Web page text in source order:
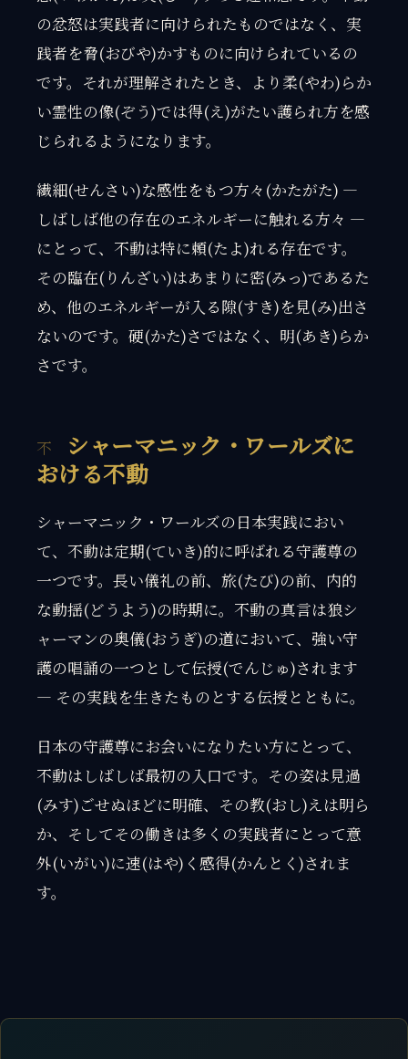
の忿怒は実践者に向けられたものではなく、実
践者を脅(おびや)かすものに向けられているの
です。それが理解されたとき、より柔(やわ)らか
い霊性の像(ぞう)では得(え)がたい護られ方を感
じられるようになります。
繊細(せんさい)な感性をもつ方々(かたがた) —
しばしば他の存在のエネルギーに触れる方々 —
にとって、不動は特に頼(たよ)れる存在です。
その臨在(りんざい)はあまりに密(みっ)であるた
め、他のエネルギーが入る隙(すき)を見(み)出さ
ないのです。硬(かた)さではなく、明(あき)らか
さです。
シャーマニック・ワールズに
おける不動
シャーマニック・ワールズの日本実践におい
て、不動は定期(ていき)的に呼ばれる守護尊の
一つです。長い儀礼の前、旅(たび)の前、内的
な動揺(どうよう)の時期に。不動の真言は狼シ
ャーマンの奥儀(おうぎ)の道において、強い守
護の唱誦の一つとして伝授(でんじゅ)されます
— その実践を生きたものとする伝授とともに。
日本の守護尊にお会いになりたい方にとって、
不動はしばしば最初の入口です。その姿は見過
(みす)ごせぬほどに明確、その教(おし)えは明ら
か、そしてその働きは多くの実践者にとって意
外(いがい)に速(はや)く感得(かんとく)されま
す。